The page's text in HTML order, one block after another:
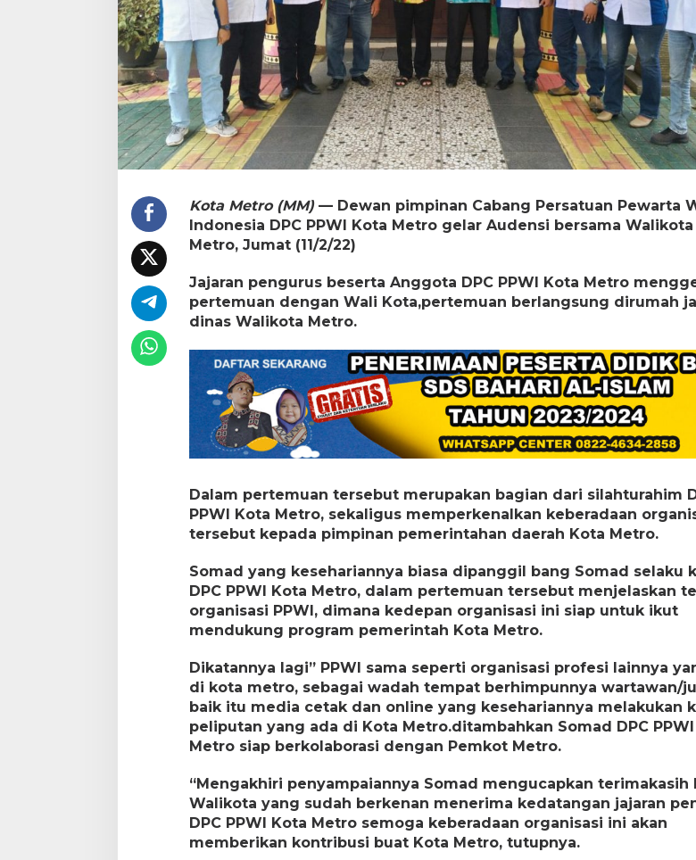
D
C
P
P
W
I
K
o
a
M
e
o
Kota Metro (MM)— Dewan pimpinan Cabang Persatuan Pewarta
Indonesia DPC PPWI Kota Metro gelar Audensi bersama
Metro, Jumat (11/2/22)
Jajaran pengurus beserta Anggota DPC PPWI Kota Metro
pertemuan dengan Wali Kota,pertemuan berlangsung dirumah
dinas Walikota Metro.
Dalam pertemuan tersebut merupakan bagian dari silahturahim
PPWI Kota Metro, sekaligus memperkenalkan keberadaan
tersebut kepada pimpinan pemerintahan daerah Kota Metro.
Somad yang kesehariannya biasa dipanggil bang Somad selaku
DPC PPWI Kota Metro, dalam pertemuan tersebut menjelaskan
organisasi PPWI, dimana kedepan organisasi ini siap untuk ikut
mendukung program pemerintah Kota Metro.
Dikatannya lagi” PPWI sama seperti organisasi profesi lainnya
di kota metro, sebagai wadah tempat berhimpunnya wartawan/
baik itu media cetak dan online yang kesehariannya melakukan
peliputan yang ada di Kota Metro.ditambahkan Somad DPC
Metro siap berkolaborasi dengan Pemkot Metro.
“Mengakhiri penyampaiannya Somad mengucapkan terimakasih
Walikota yang sudah berkenan menerima kedatangan jajaran
DPC PPWI Kota Metro semoga keberadaan organisasi ini akan
memberikan kontribusi buat Kota Metro, tutupnya.